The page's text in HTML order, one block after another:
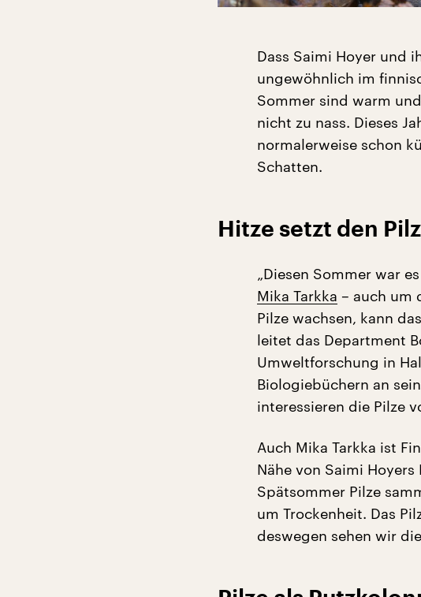
Dass Saimi Hoyer und
ungewöhnlich im
Sommer sind warm
nicht zu nass. Dieses
normalerweise schon
Schatten.
Hitze setzt den
„Diesen Sommer war
Mika Tarkka – auch um
Pilze wachsen, kann
leitet das Department
Umweltforschung in
Biologiebüchern an
interessieren die Pilze
Auch Mika Tarkka ist
Nähe von Saimi
Spätsommer Pilze
um Trockenheit. Das
deswegen sehen wir